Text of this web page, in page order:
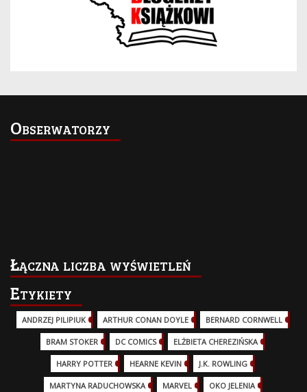
Obserwatorzy
Łączna liczba wyświetleń
Etykiety
ANDRZEJ PILIPIUK (29)ARTHUR CONAN DOYLE BERNARD CORNWELL
BRAM STOKER DC COMICS (17)ELŻBIETA CHEREZIŃSKA
HARRY POTTER (13)HEARNE KEVIN J.K. ROWLING
MARTYNA RADUCHOWSKA MARVEL (32)OKO JELENIA